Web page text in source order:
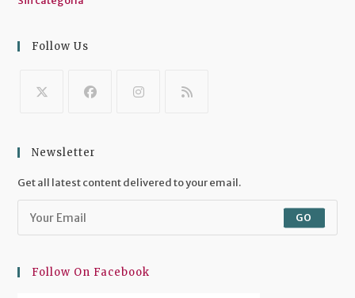
Follow Us
a
new
tab
new
tab
new
tab
new
tab
Newsletter
Get all latest content delivered to your email.
GO
Follow On Facebook